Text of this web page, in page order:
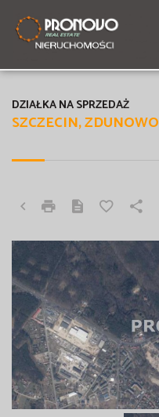
SZCZECIN, ZDUNOWO
DZIAŁKA NA SPRZEDAŻ